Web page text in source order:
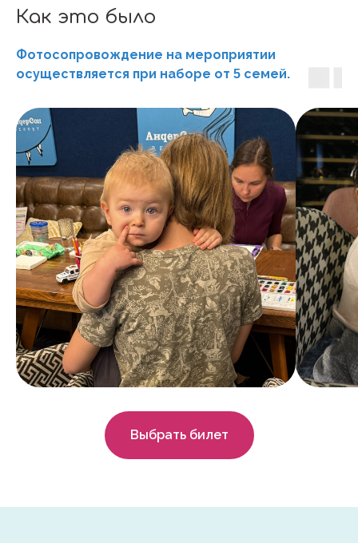
Как это было
Фотосопровождение на мероприятии
осуществляется при наборе от 5 семей.
Выбрать билет